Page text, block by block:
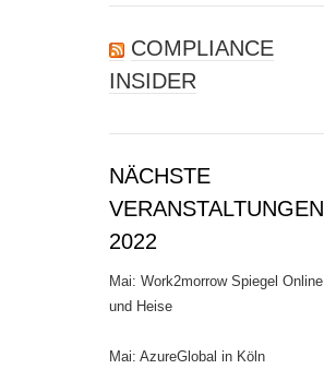
COMPLIANCE
INSIDER
NÄCHSTE
VERANSTALTUNGEN
2022
Mai: Work2morrow Spiegel Online
und Heise
Mai: AzureGlobal in Köln